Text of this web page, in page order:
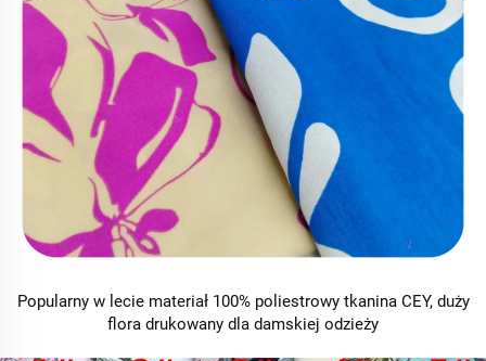
Popularny w lecie materiał 100% poliestrowy tkanina CEY, duży
flora drukowany dla damskiej odzieży